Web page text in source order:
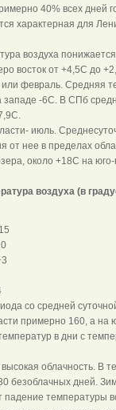
40% всех дней
характерная для
воздуха
восток от +4,5С до
или февраль. Средняя
западе -6С. В СПб
июль.
от нее в пределах
около +18С на юго-
воздуха (в
со средней
примерно 160, а на
в дни с
облачность. В
безоблачных дней.
температуры